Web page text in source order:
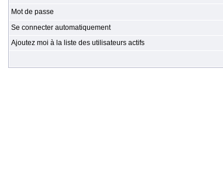
Mot de passe
Se connecter automatiquement
Ajoutez moi à la liste des utilisateurs actifs